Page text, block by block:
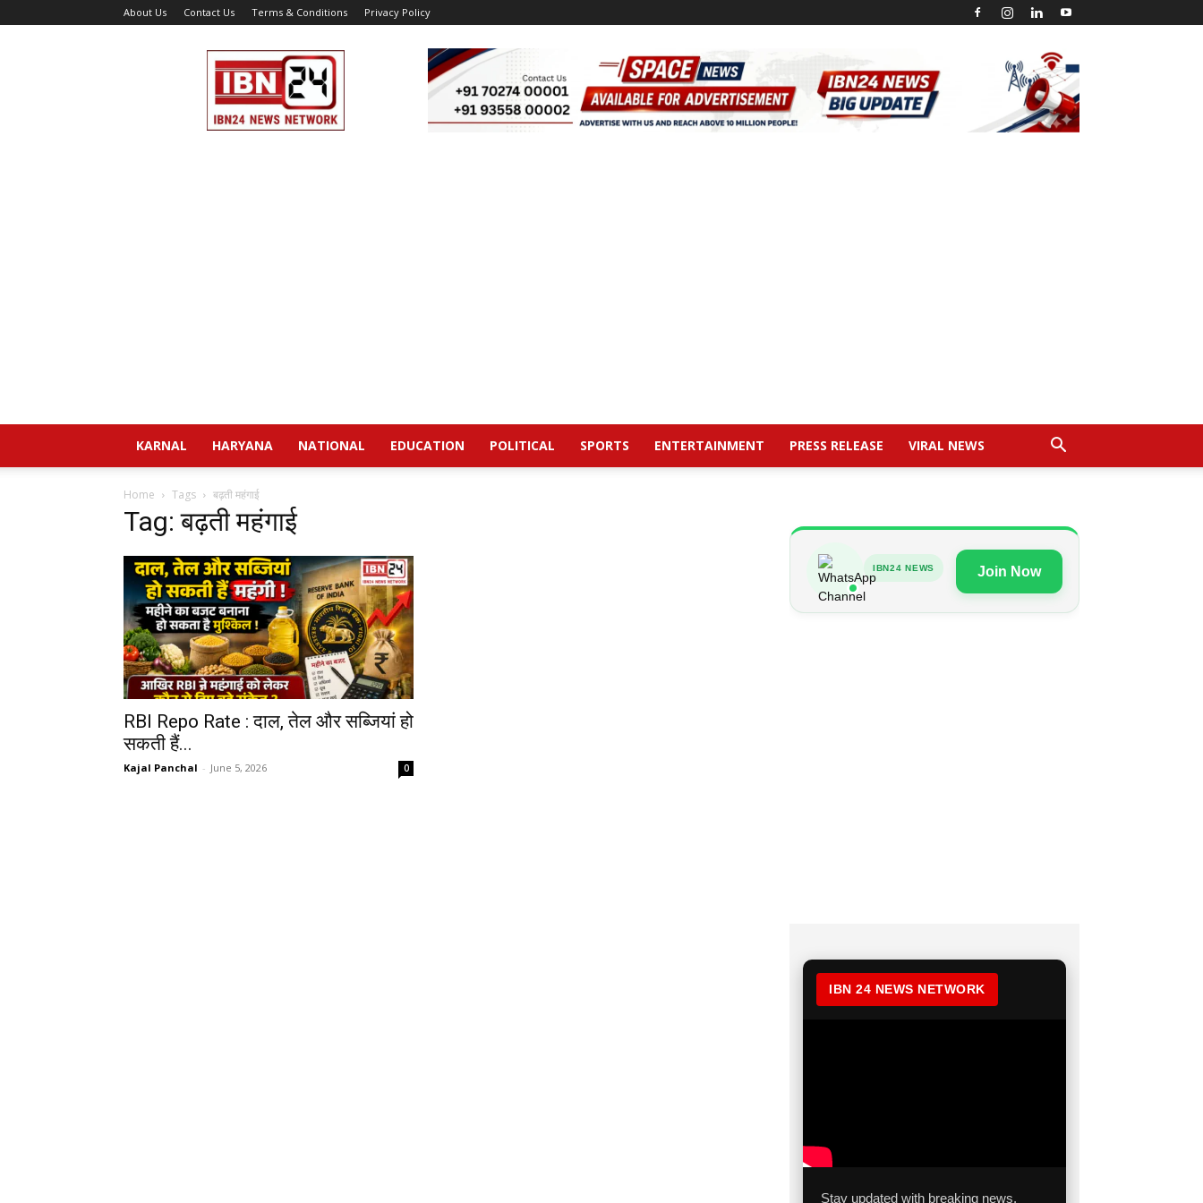
About Us Contact Us Terms & Conditions Privacy Policy
IBN
24
News
KARNAL HARYANA NATIONAL EDUCATION POLITICAL SPORTS ENTERTAINMENT PRESS RELEASE VIRAL NEWS
Home Tags बढ़ती महंगाई
Tag: बढ़ती महंगाई
RBI Repo Rate : दाल, तेल और सब्जियां हो
सकती हैं...
Kajal Panchal - June 5, 2026 0
IBN24 NEWS Join Now
IBN 24 NEWS NETWORK
Stay updated with breaking news,